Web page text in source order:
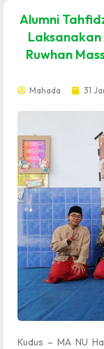
Alumni
Ruwhan
Mahada 31
Kudus – MA NU